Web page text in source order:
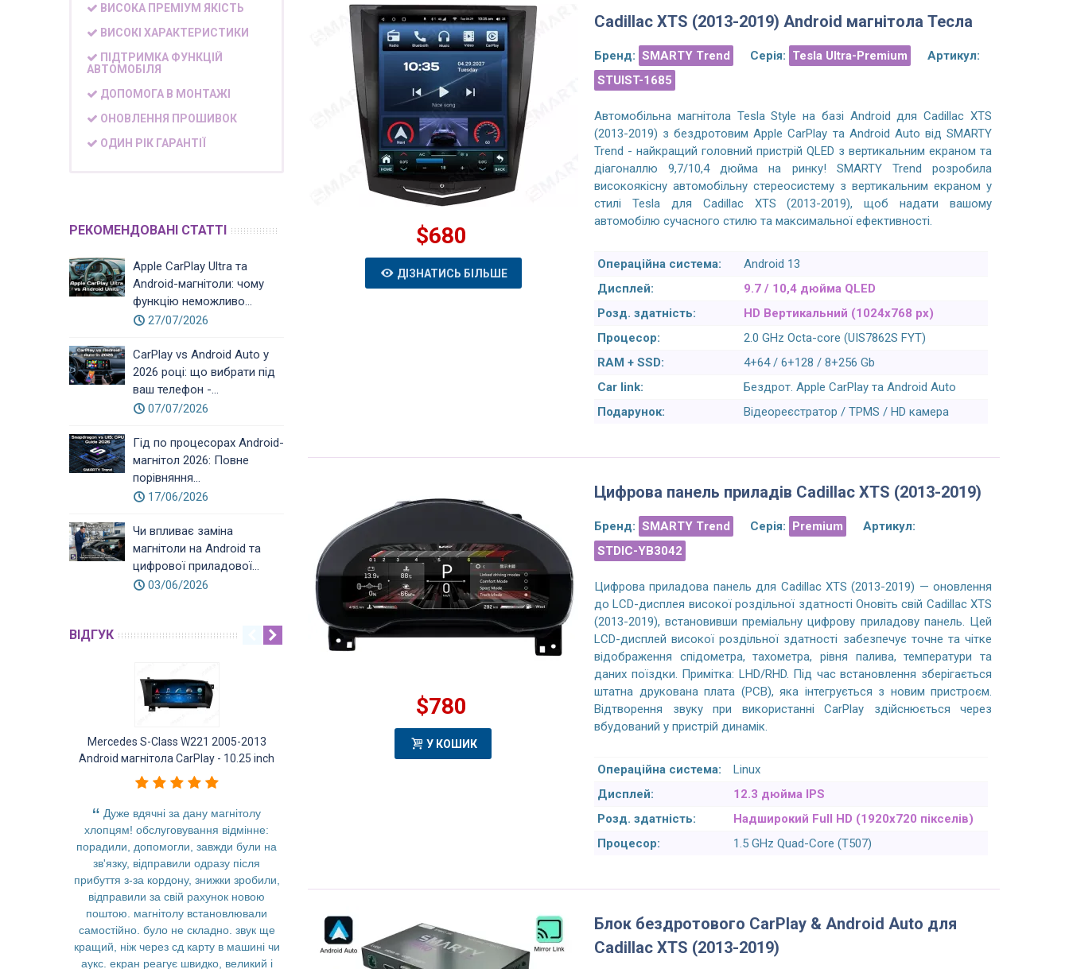
ВИСОКА ПРЕМІУМ ЯКІСТЬ
ВИСОКІ ХАРАКТЕРИСТИКИ
ПІДТРИМКА ФУНКЦІЙ
АВТОМОБІЛЯ
ДОПОМОГА В МОНТАЖІ
ОНОВЛЕННЯ ПРОШИВОК
ОДИН РІК ГАРАНТІЇ
РЕКОМЕНДОВАНІ СТАТТІ
Apple CarPlay Ultra та
Android-магнітоли: чому
функцію неможливо...
27/07/2026
CarPlay vs Android Auto у
2026 році: що вибрати під
ваш телефон -...
07/07/2026
Гід по процесорах Android-
магнітол 2026: Повне
порівняння...
17/06/2026
Чи впливає заміна
магнітоли на Android та
цифрової приладової...
03/06/2026
ВІДГУК
Mercedes S-Class W221 2005-2013
Android магнітола CarPlay - 10.25 inch
Дуже вдячні за дану магнітолу
хлопцям! обслуговування відмінне:
порадили, допомогли, завжди були на
зв'язку, відправили одразу після
прибуття з-за кордону, знижки зробили,
відправили за свій рахунок новою
поштою. магнітолу встановлювали
самостійно. було не складно. звук ще
кращий, ніж через сд карту в машині чи
аукс. екран реагує швидко, великий і
Mercedes GLE-Class W166 (2015-2019)
Android магнітола CarPlay - 9 inhes
невероятный функционал андроида.
Спасибо за бесплатную установку,
приятный бонус.)
Магнитола полностью совместима с
настройки, климат и положение угла
сигнализатора приближения
автомобиля сзади. А так все норм.
Установили бесплатно, камеру
парковочную переднюю подарили.
Качество магнитолы очень высокое,
как и на других оригинальный
рабочими (родное BMW NBT меню,
iDrive джойстик, Handsfree, камера
Замовлення
від цих хлопців, перша
$680
ДІЗНАТИСЬ БІЛЬШЕ
Cadillac XTS (2013-2019) Android магнітола Тесла
Бренд: SMARTY Trend Серія: Tesla Ultra-Premium
Артикул:
STUIST-1685
Автомобільна магнітола Tesla Style на базі Android для Cadillac XTS
(2013-2019) з бездротовим Apple CarPlay та Android Auto від SMARTY
Trend - найкращий головний пристрій QLED з вертикальним екраном та
діагоналлю 9,7/10,4 дюйма на ринку! SMARTY Trend розробила
високоякісну автомобільну стереосистему з вертикальним екраном у
стилі Tesla для Cadillac XTS (2013-2019), щоб надати вашому
автомобілю сучасного стилю та максимальної ефективності.
Операційна система:
Android 13
Дисплей:
9.7 / 10,4 дюйма QLED
Розд. здатність:
HD Вертикальний (1024x768 px)
Процесор:
2.0 GHz Octa-core (UIS7862S FYT)
RAM + SSD:
4+64 / 6+128 / 8+256 Gb
Car link:
Бездрот. Apple CarPlay та Android Auto
Подарунок:
Відеореєстратор / TPMS / HD камера
$780
У КОШИК
Цифрова панель приладів Cadillac XTS (2013-2019)
Бренд: SMARTY Trend Серія: Premium
Артикул:
STDIC-YB3042
Цифрова приладова панель для Cadillac XTS (2013-2019) — оновлення
до LCD-дисплея високої роздільної здатності Оновіть свій Cadillac XTS
(2013-2019), встановивши преміальну цифрову приладову панель. Цей
LCD-дисплей високої роздільної здатності забезпечує точне та чітке
відображення спідометра, тахометра, рівня палива, температури та
даних поїздки. Примітка: LHD/RHD. Під час встановлення зберігається
штатна друкована плата (PCB), яка інтегрується з новим пристроєм.
Відтворення звуку при використанні CarPlay здійснюється через
вбудований у пристрій динамік.
Операційна система:
Linux
Дисплей:
12.3 дюйма IPS
Розд. здатність:
Надширокий Full HD (1920x720 пікселів)
Процесор:
1.5 GHz Quad-Core (T507)
Блок бездротового CarPlay & Android Auto для
Cadillac XTS (2013-2019)